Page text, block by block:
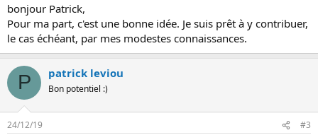
n
s
:
bonjour Patrick,
Pour ma part, c'est une bonne idée. Je suis prêt à y contribuer,
le cas échéant, par mes modestes connaissances.
P patrick leviou
Bon potentiel :)
24/12/19 #3